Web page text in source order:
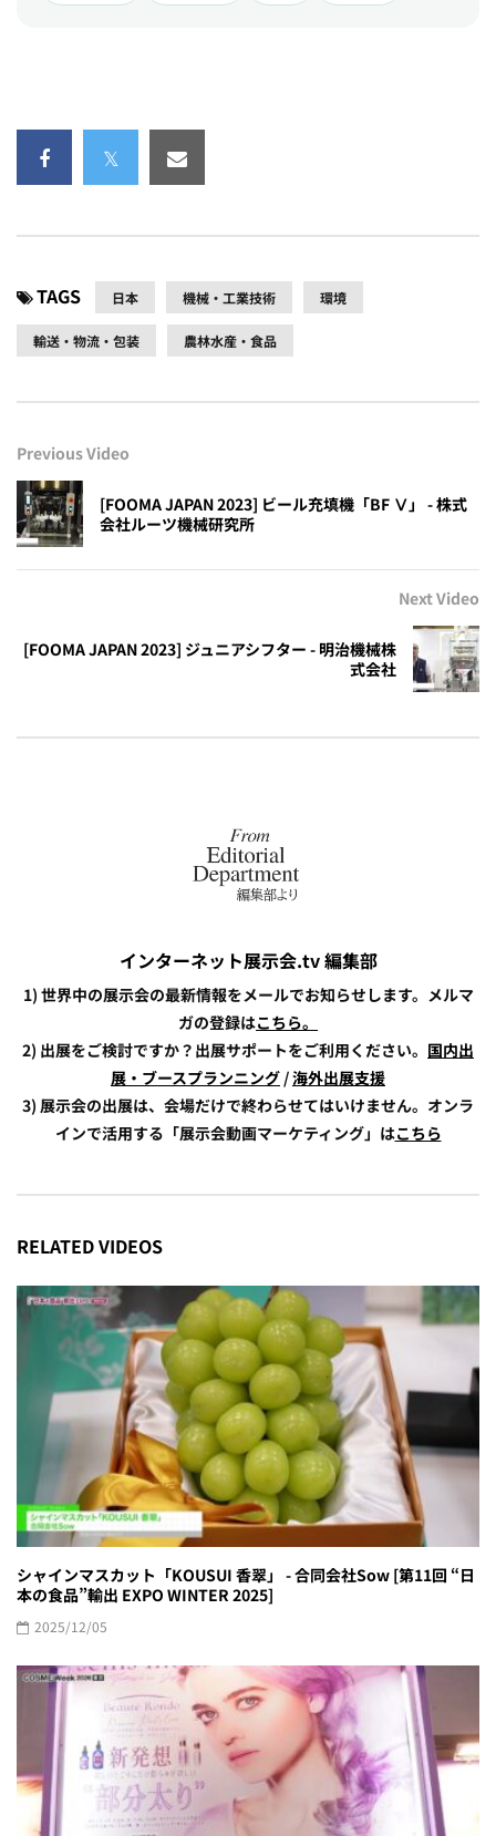
TAGS 日本 機械・工業技術 環境
輸送・物流・包装 農林水産・食品
Previous Video
[FOOMA JAPAN 2023] ビール充填機「BF Ⅴ」 - 株式
会社ルーツ機械研究所
Next Video
[FOOMA JAPAN 2023] ジュニアシフター - 明治機械株
式会社
インターネット展示会.tv 編集部
1) 世界中の展示会の最新情報をメールでお知らせします。メルマ
ガの登録はこちら。
2) 出展をご検討ですか？出展サポートをご利用ください。 国内出
展・ブースプランニング /海外出展支援
3) 展示会の出展は、会場だけで終わらせてはいけません。オンラ
インで活用する「展示会動画マーケティング」はこちら
RELATED VIDEOS
シャインマスカット「KOUSUI 香翠」 - 合同会社Sow [第11回 “日
本の食品”輸出 EXPO WINTER 2025]
2025/12/05